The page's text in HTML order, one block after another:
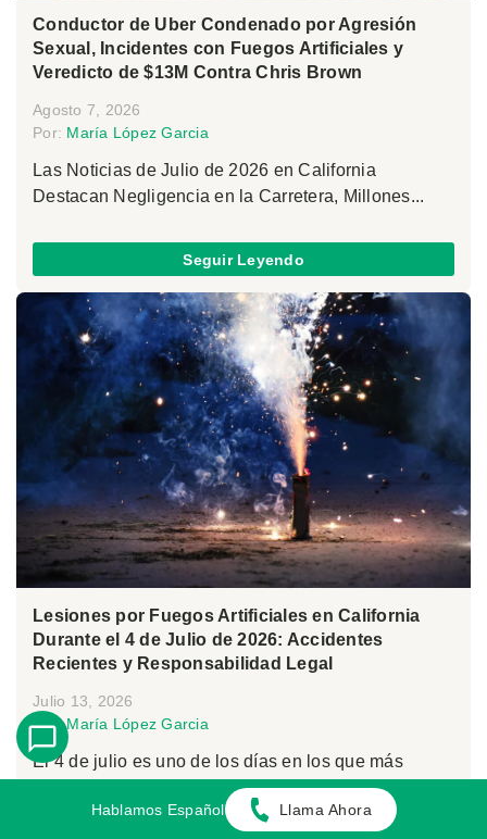
Conductor de Uber Condenado por Agresión
Sexual, Incidentes con Fuegos Artificiales y
Veredicto de $13M Contra Chris Brown
Agosto 7, 2026
Por: María López Garcia
Las Noticias de Julio de 2026 en California
Destacan Negligencia en la Carretera, Millones...
Seguir Leyendo
Lesiones por Fuegos Artificiales en California
Durante el 4 de Julio de 2026: Accidentes
Recientes y Responsabilidad Legal
Julio 13, 2026
Por:María López Garcia
El 4 de julio es uno de los días en los que más
fuegos artificiales se utilizan en Estad...
Hablamos Español Llama Ahora